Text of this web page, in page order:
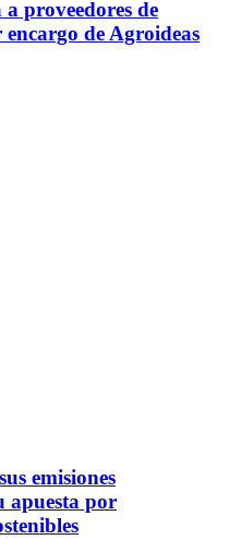
proveedores de
de Agroideas
emisiones
apuesta por